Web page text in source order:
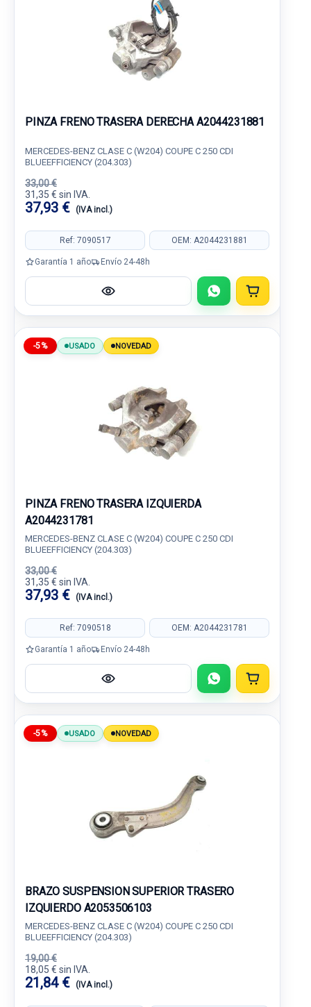
PINZA FRENO TRASERA DERECHA A2044231881
MERCEDES-BENZ CLASE C (W204) COUPE C 250 CDI
BLUEEFFICIENCY (204.303)
33,00 €
31,35 € sin IVA.
37,93 € (IVA incl.)
Ref: 7090517 OEM: A2044231881
Garantía 1 año Envío 24-48h
-5% USADO NOVEDAD
PINZA FRENO TRASERA IZQUIERDA
A2044231781
MERCEDES-BENZ CLASE C (W204) COUPE C 250 CDI
BLUEEFFICIENCY (204.303)
33,00 €
31,35 € sin IVA.
37,93 € (IVA incl.)
Ref: 7090518 OEM: A2044231781
Garantía 1 año Envío 24-48h
-5% USADO NOVEDAD
BRAZO SUSPENSION SUPERIOR TRASERO
IZQUIERDO A2053506103
MERCEDES-BENZ CLASE C (W204) COUPE C 250 CDI
BLUEEFFICIENCY (204.303)
19,00 €
18,05 € sin IVA.
21,84 € (IVA incl.)